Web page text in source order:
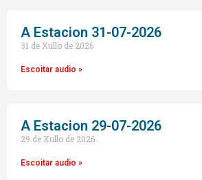
A Estacion 31-07-2026
31 de Xullo de 2026
Escoitar audio »
A Estacion 29-07-2026
29 de Xullo de 2026
Escoitar audio »